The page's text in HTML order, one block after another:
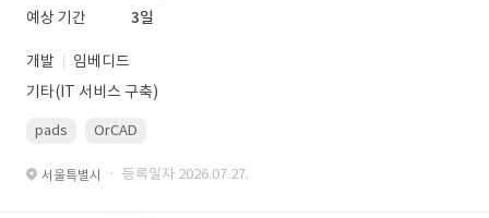
예상 기간
3일
개발
임베디드
기타(IT 서비스 구축)
pads OrCAD
서울특별시 · 등록일자 2026.07.27.